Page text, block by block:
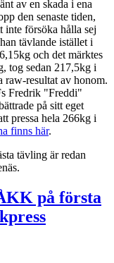
av en skada i ena
den senaste tiden,
inte försöka hålla sej
tävlande istället i
och det märktes
tog sedan 217,5kg i
raw-resultat av honom.
Fredrik "Freddi"
på sitt eget
pressa hela 266kg i
finns här.
tävling är redan
på första